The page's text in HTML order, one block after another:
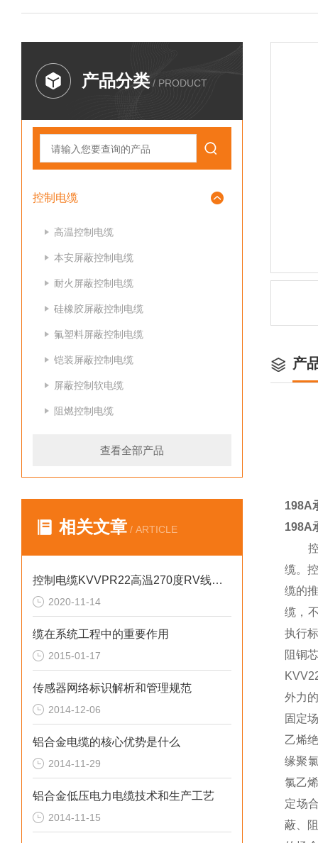
产品分类 / PRODUCT
控制电缆
高温控制电缆
本安屏蔽控制电缆
耐火屏蔽控制电缆
硅橡胶屏蔽控制电缆
氟塑料屏蔽控制电缆
铠装屏蔽控制电缆
屏蔽控制软电缆
阻燃控制电缆
查看全部产品
相关文章 / ARTICLE
控制电缆KVVPR22高温270度RV线绞合
2020-11-14
缆在系统工程中的重要作用
2015-01-17
传感器网络标识解析和管理规范
2014-12-06
铝合金电缆的核心优势是什么
2014-11-29
铝合金低压电力电缆技术和生产工艺
2014-11-15
产
198A
198A
控制
缆。
缆的
缆，
执行
阻铜
外力
固定
乙烯
缘聚
氯乙
定场
蔽、